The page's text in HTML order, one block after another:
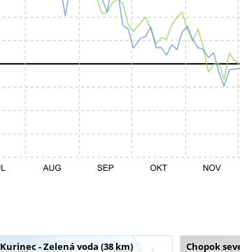
Kurinec - Zelená voda (38 km) Chopok